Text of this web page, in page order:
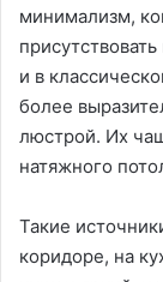
минимализм,
и в
более
люстрой. Их
натяжного
Такие
коридоре, на